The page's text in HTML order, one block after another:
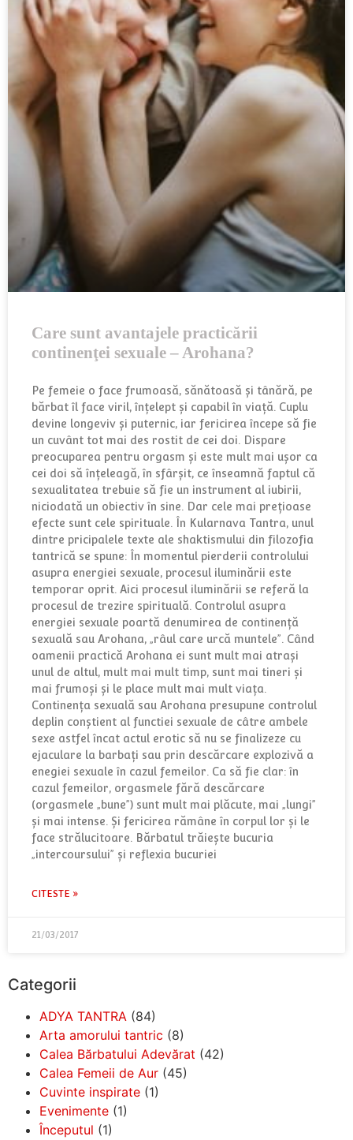
Care sunt avantajele practicării
continenţei sexuale – Arohana?
Pe femeie o face frumoasă, sănătoasă și tânără, pe
bărbat îl face viril, înțelept și capabil în viață. Cuplu
devine longeviv și puternic, iar fericirea începe să fie
un cuvânt tot mai des rostit de cei doi. Dispare
preocuparea pentru orgasm și este mult mai ușor ca
cei doi să înțeleagă, în sfârșit, ce înseamnă faptul că
sexualitatea trebuie să fie un instrument al iubirii,
niciodată un obiectiv în sine. Dar cele mai prețioase
efecte sunt cele spirituale. În Kularnava Tantra, unul
dintre pricipalele texte ale shaktismului din filozofia
tantrică se spune: În momentul pierderii controlului
asupra energiei sexuale, procesul iluminării este
temporar oprit. Aici procesul iluminării se referă la
procesul de trezire spirituală. Controlul asupra
energiei sexuale poartă denumirea de continenţă
sexuală sau Arohana, „râul care urcă muntele”. Când
oamenii practică Arohana ei sunt mult mai atrași
unul de altul, mult mai mult timp, sunt mai tineri și
mai frumoși și le place mult mai mult viața.
Continenţa sexuală sau Arohana presupune controlul
deplin conştient al functiei sexuale de câtre ambele
sexe astfel încat actul erotic să nu se finalizeze cu
ejaculare la barbaţi sau prin descărcare explozivă a
enegiei sexuale în cazul femeilor. Ca să fie clar: în
cazul femeilor, orgasmele fără descărcare
(orgasmele „bune”) sunt mult mai plăcute, mai „lungi”
și mai intense. Și fericirea rămâne în corpul lor și le
face strălucitoare. Bărbatul trăiește bucuria
„intercoursului” și reflexia bucuriei
CITESTE »
21/03/2017
Categorii
ADYA TANTRA (84)
Arta amorului tantric (8)
Calea Bărbatului Adevărat (42)
Calea Femeii de Aur (45)
Cuvinte inspirate (1)
Evenimente (1)
Începutul (1)